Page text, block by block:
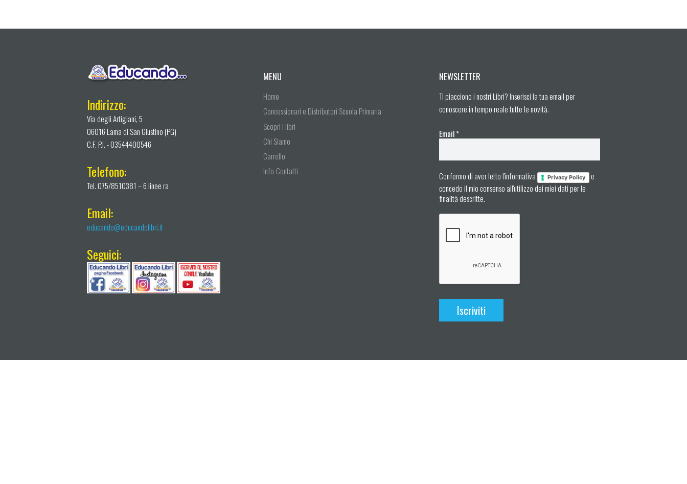
Indirizzo:
Via degli Artigiani, 5
06016 Lama di San Giustino (PG)
C.F. P.I. - 03544400546
Telefono:
Tel. 075/8510381 – 6 linee ra
Email:
educando@educandolibri.it
Seguici:
MENU
Home
Concessionari e Distributori Scuola Primaria
Scopri i libri
Chi Siamo
Carrello
Info-Contatti
NEWSLETTER
Ti piacciono i nostri Libri? Inserisci la tua email per
conoscere in tempo reale tutte le novità.
Email*
Confermo di aver letto l'informativa Privacy Policy
e
concedo il mio consenso all'utilizzo dei miei dati per le
finalità descritte.